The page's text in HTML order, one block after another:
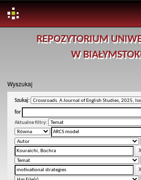
REPOZYTORIUM
W
Wyszukaj
Szukaj:
for
Aktualne filtry: